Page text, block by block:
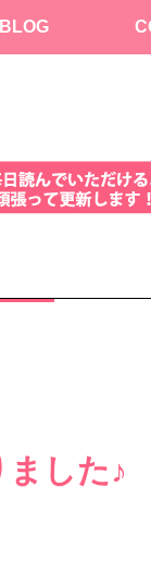
BLOG
した♪